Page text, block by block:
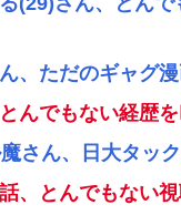
、ただのギャグ
んでもない経歴
さん、日大タッ
、とんでもない